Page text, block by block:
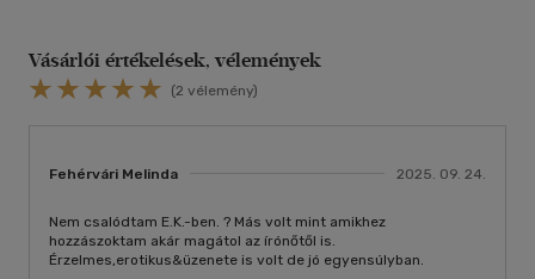
Vásárlói értékelések, vélemények
(2 vélemény)
Fehérvári Melinda 2025. 09. 24.
Nem csalódtam E.K.-ben. ? Más volt mint amikhez
hozzászoktam akár magátol az írónőtől is.
Érzelmes,erotikus&üzenete is volt de jó egyensúlyban.